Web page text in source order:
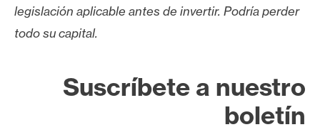
legislación aplicable antes de invertir. Podría perder
todo su capital.
Suscríbete a nuestro
boletín